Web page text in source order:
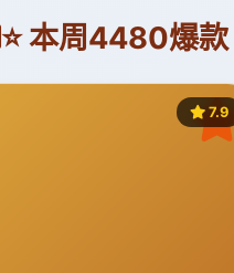
⭐ 本周4480爆款
7.9